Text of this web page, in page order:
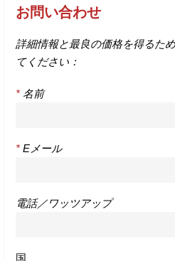
お問い合わせ
詳細情報と最良の価格を得るた
てください：
* 名前
* Eメール
電話／ワッツアップ
国